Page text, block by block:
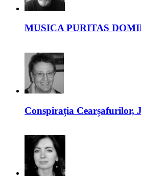
MUSICA PURITAS
Conspirația Cearșafurilor,